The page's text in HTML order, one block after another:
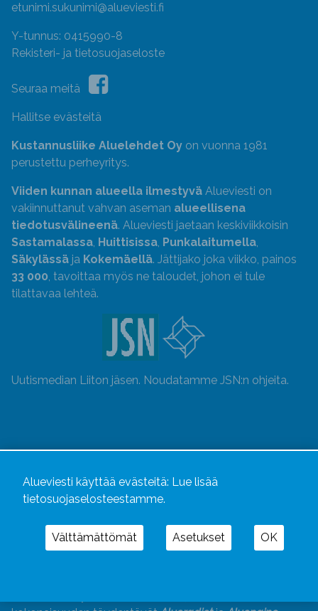
etunimi.sukunimi@alueviesti.fi
Y-tunnus: 0415990-8
Rekisteri- ja tietosuojaseloste
Seuraa meitä
Hallitse evästeitä
Kustannusliike Aluelehdet Oy on vuonna 1981
perustettu perheyritys.
Viiden kunnan alueella ilmestyvä Alueviesti on
vakiinnuttanut vahvan aseman alueellisena
tiedotusvälineenä. Alueviesti jaetaan keskiviikkoisin
Sastamalassa, Huittisissa, Punkalaitumella,
Säkylässä ja Kokemäellä. Jättijako joka viikko, painos
33 000, tavoittaa myös ne taloudet, johon ei tule
tilattavaa lehteä.
Uutismedian Liiton jäsen. Noudatamme JSN:n ohjeita.
Alueviesti käyttää evästeitä: Lue lisää
tietosuojaselosteestamme.
Välttämättömät Asetukset OK